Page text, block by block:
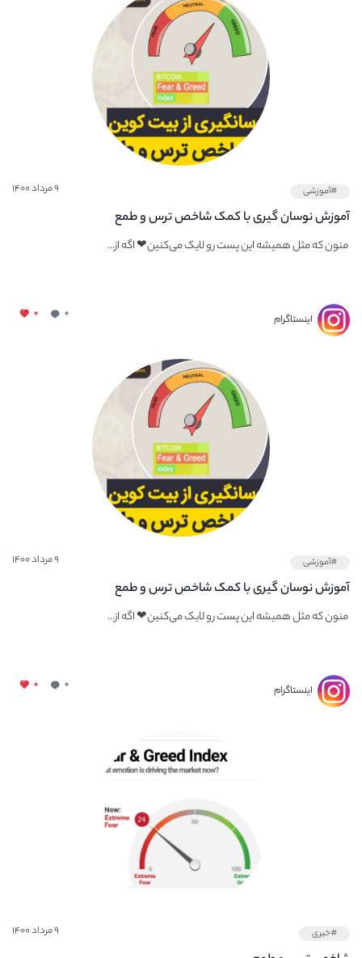
#آموزشی ۹ مرداد ۱۴۰۰
آموزش نوسان گیری با کمک شاخص ترس و طمع
‌ منون که مثل همیشه این پست رو لایک می‌کنین❤ اگه از...
اینستاگرام ۰ ۰
#آموزشی ۹ مرداد ۱۴۰۰
آموزش نوسان گیری با کمک شاخص ترس و طمع
‌ منون که مثل همیشه این پست رو لایک می‌کنین❤ اگه از...
اینستاگرام ۰ ۰
#خبری ۹ مرداد ۱۴۰۰